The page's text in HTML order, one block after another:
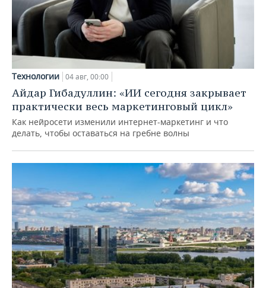
Технологии 04 авг, 00:00
Айдар Гибадуллин: «ИИ сегодня закрывает
практически весь маркетинговый цикл»
Как нейросети изменили интернет-маркетинг и что
делать, чтобы оставаться на гребне волны